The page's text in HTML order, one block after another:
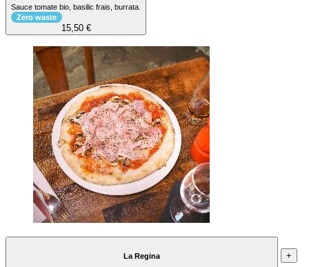
Sauce tomate bio, basilic frais, burrata.
Zero waste
15,50 €
La Regina +